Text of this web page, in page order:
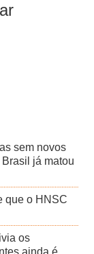
sem novos
já matou
que o HNSC
os
ainda é